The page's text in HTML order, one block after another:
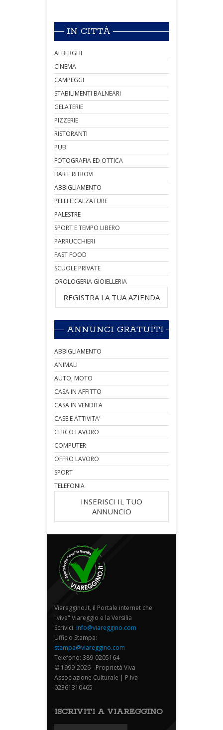
IN CITTÀ
ALBERGHI
CINEMA
CAMPEGGI
STABILIMENTI BALNEARI
GELATERIE
PIZZERIE
RISTORANTI
PUB
FOTOGRAFIA ED OTTICA
BAR E RITROVI
ABBIGLIAMENTO
PELLI E CALZATURE
PALESTRE
SPORT E TEMPO LIBERO
PARRUCCHIERI
FAST FOOD
SCUOLE PRIVATE
OROLOGERIA GIOIELLERIA
REGISTRA LA TUA AZIENDA
ANNUNCI GRATUITI
ABBIGLIAMENTO
ANIMALI
AUTO, MOTO
CASA IN AFFITTO
CASA IN VENDITA
CASE E ATTIVITA'
CERCO LAVORO
COMPUTER
OFFRO LAVORO
SPORT
TELEFONIA
INSERISCI IL TUO
ANNUNCIO
Viareggino.it, il Portale internet che
"vive" Viareggio e la Versilia
Scrivici: info@viareggino.com
Ufficio Stampa:
stampa@viareggino.com
Telefono: 389-0205164
© 1999-2026 - Proprietà Viva
Associazione Culturale | P.Iva
02361310465
ISCRIVITI A VIAREGGINO